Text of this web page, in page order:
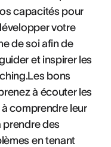
capacités pour
votre
de soi afin de
et inspirer les
bons
à écouter les
comprendre leur
prendre des
en tenant